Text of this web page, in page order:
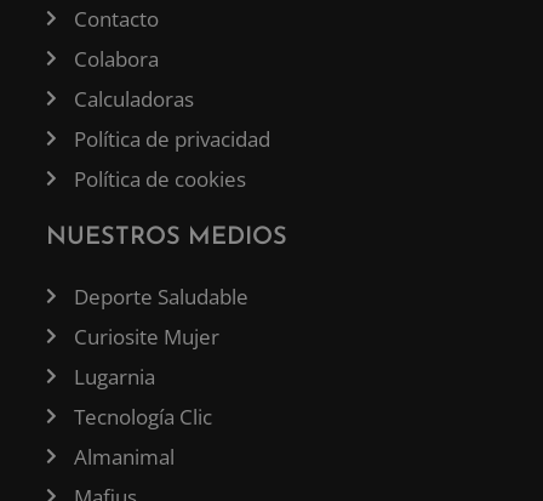
Contacto
Colabora
Calculadoras
Política de privacidad
Política de cookies
NUESTROS MEDIOS
Deporte Saludable
Curiosite Mujer
Lugarnia
Tecnología Clic
Almanimal